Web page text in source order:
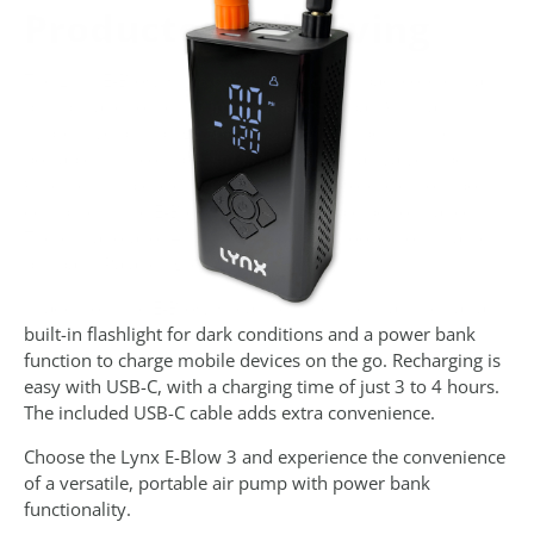
Product­omschrijving
The Lynx E-Blow 3 is a powerful and compact cordless air
pump that effortlessly inflates up to 11 bar. With an
impressive pumping capacity of 18 litres per minute, this
portable mini compressor is suitable for all valve types.
Whether it's bicycle tyres, scooters, motorcycles, or sports
equipment, the E-Blow 3 delivers reliable performance.
There is a total of 4 pressure units to choose from, namely
psi, bar, kPa and kg/cm2.
In addition, the E-Blow 3 features useful extras such as a
built-in flashlight for dark conditions and a power bank
function to charge mobile devices on the go. Recharging is
easy with USB-C, with a charging time of just 3 to 4 hours.
The included USB-C cable adds extra convenience.
Choose the Lynx E-Blow 3 and experience the convenience
of a versatile, portable air pump with power bank
functionality.